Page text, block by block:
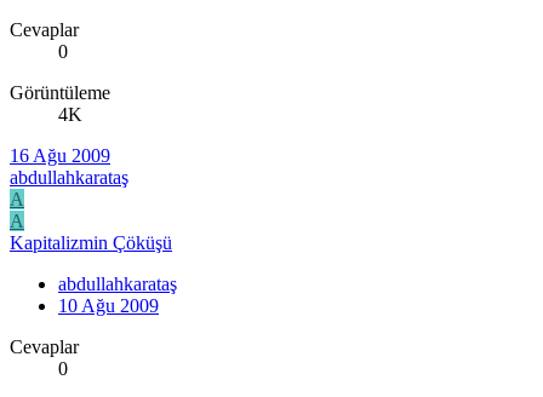
Cevaplar
0
Görüntüleme
4K
16 Ağu 2009
abdullahkarataş
A
A
Kapitalizmin Çöküşü
abdullahkarataş
10 Ağu 2009
Cevaplar
0